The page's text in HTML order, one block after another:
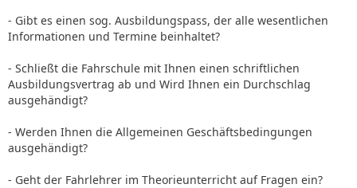
- Gibt es einen sog. Ausbildungspass, der alle wesentlichen
Informationen und Termine beinhaltet?
- Schließt die Fahrschule mit Ihnen einen schriftlichen
Ausbildungsvertrag ab und Wird Ihnen ein Durchschlag
ausgehändigt?
- Werden Ihnen die Allgemeinen Geschäftsbedingungen
ausgehändigt?
- Geht der Fahrlehrer im Theorieunterricht auf Fragen ein?